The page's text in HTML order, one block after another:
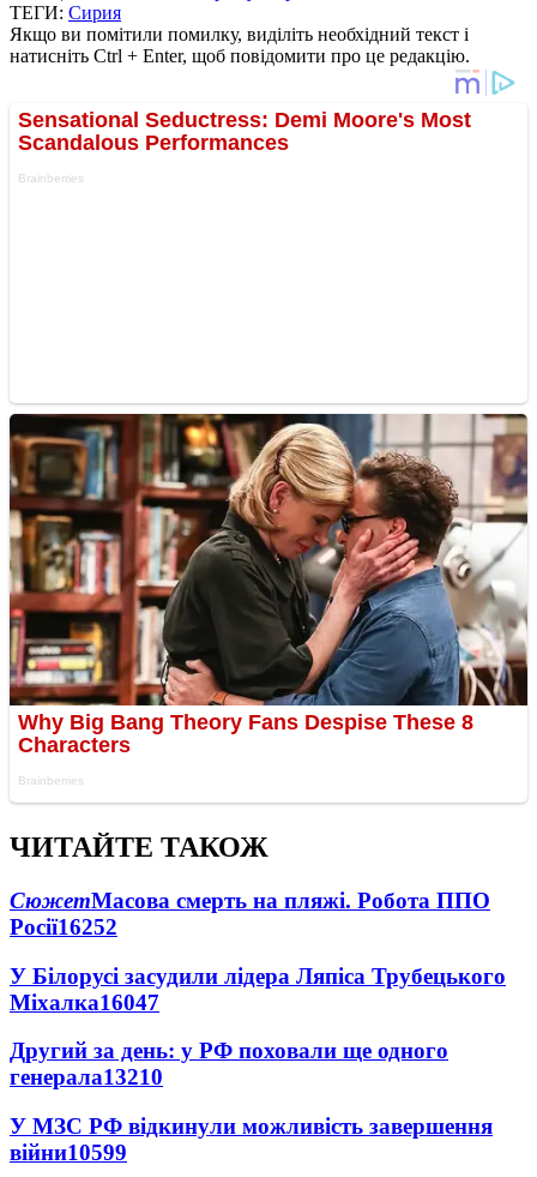
ТЕГИ: Сирия
Якщо ви помітили помилку, виділіть необхідний текст і
натисніть Ctrl + Enter, щоб повідомити про це редакцію.
ЧИТАЙТЕ ТАКОЖ
СюжетМасова смерть на пляжі. Робота ППО
Росії16252
У Білорусі засудили лідера Ляпіса Трубецького
Міхалка16047
Другий за день: у РФ поховали ще одного
генерала13210
У МЗС РФ відкинули можливість завершення
війни10599